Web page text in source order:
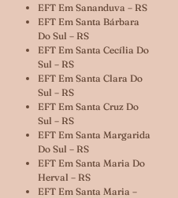
EFT Em Sananduva – RS
EFT Em Santa Bárbara
Do Sul – RS
EFT Em Santa Cecília Do
Sul – RS
EFT Em Santa Clara Do
Sul – RS
EFT Em Santa Cruz Do
Sul – RS
EFT Em Santa Margarida
Do Sul – RS
EFT Em Santa Maria Do
Herval – RS
EFT Em Santa Maria –